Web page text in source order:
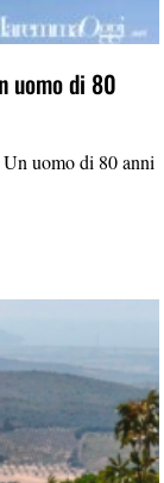
uomo di 80
uomo di 80 anni